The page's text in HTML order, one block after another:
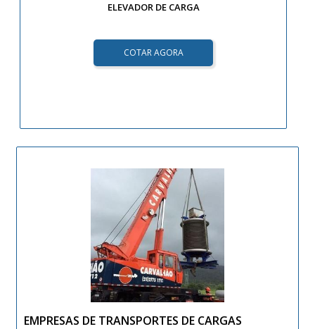
ELEVADOR DE CARGA
COTAR AGORA
EMPRESAS DE TRANSPORTES DE CARGAS